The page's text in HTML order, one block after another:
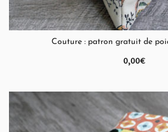
QUICK VIEW
Couture : patron gratuit de
0,00€